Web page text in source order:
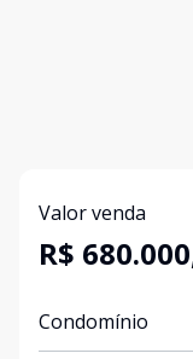
Valor venda
R$
Condomínio